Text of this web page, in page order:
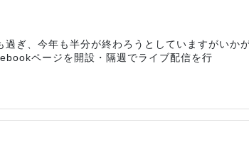
ぎ、今年も半分が終わろうとしていますがい
ページを開設・隔週でライブ配信を行